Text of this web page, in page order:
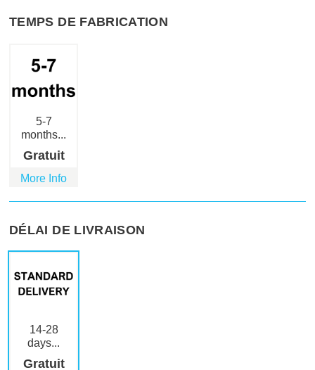
TEMPS DE FABRICATION
5-7
months...
Gratuit
More Info
DÉLAI DE LIVRAISON
14-28
days...
Gratuit